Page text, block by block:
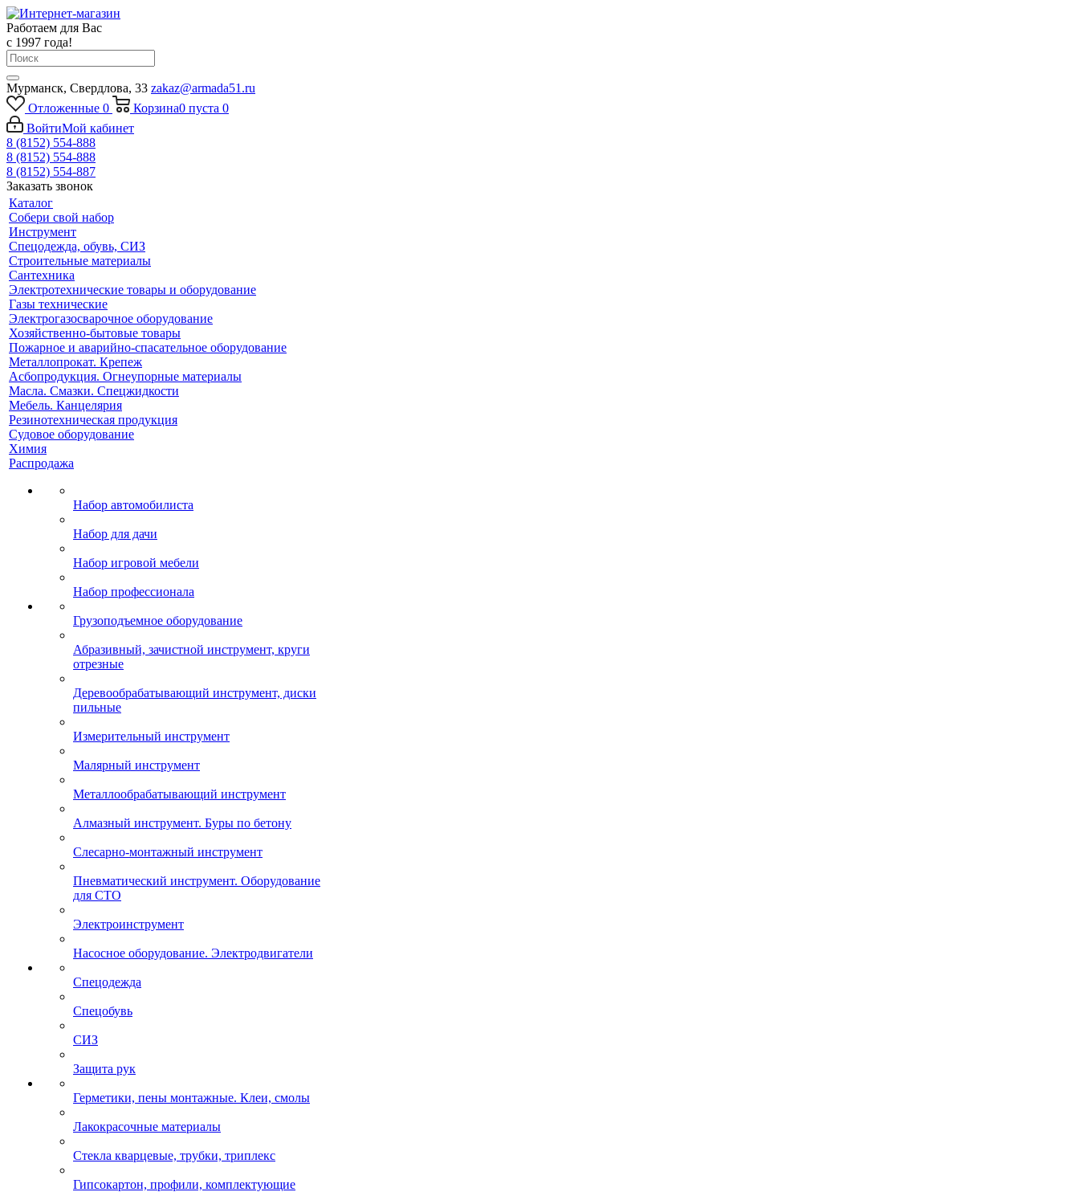
Работаем для Вас
с 1997 года!
Мурманск, Свердлова, 33 zakaz@armada51.ru
Отложенные 0 Корзина0 пуста 0
ВойтиМой кабинет
8 (8152) 554-888
8 (8152) 554-888
8 (8152) 554-887
Заказать звонок
Каталог
Собери свой набор
Инструмент
Спецодежда, обувь, СИЗ
Строительные материалы
Сантехника
Электротехнические товары и оборудование
Газы технические
Электрогазосварочное оборудование
Хозяйственно-бытовые товары
Пожарное и аварийно-спасательное оборудование
Металлопрокат. Крепеж
Асбопродукция. Огнеупорные материалы
Масла. Смазки. Спецжидкости
Мебель. Канцелярия
Резинотехническая продукция
Судовое оборудование
Химия
Распродажа
Набор автомобилиста
Набор для дачи
Набор игровой мебели
Набор профессионала
Грузоподъемное оборудование
Абразивный, зачистной инструмент, круги
отрезные
Деревообрабатывающий инструмент, диски
пильные
Измерительный инструмент
Малярный инструмент
Металлообрабатывающий инструмент
Алмазный инструмент. Буры по бетону
Слесарно-монтажный инструмент
Пневматический инструмент. Оборудование
для СТО
Электроинструмент
Насосное оборудование. Электродвигатели
Спецодежда
Спецобувь
СИЗ
Защита рук
Герметики, пены монтажные. Клеи, смолы
Лакокрасочные материалы
Стекла кварцевые, трубки, триплекс
Гипсокартон, профили, комплектующие